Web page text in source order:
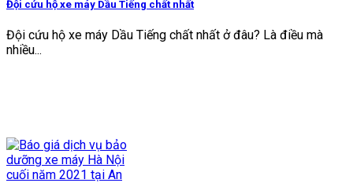
Đội cứu hộ xe máy Dầu Tiếng chất nhất
Đội cứu hộ xe máy Dầu Tiếng chất nhất ở đâu? Là điều mà
nhiều...